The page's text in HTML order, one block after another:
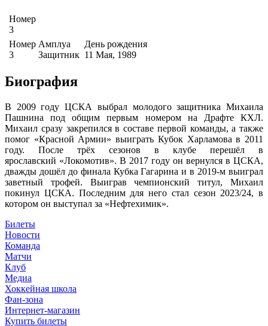
Номер
3
Номер
3
Амплуа
Защитник
День рождения
11 Мая, 1989
Биография
В 2009 году ЦСКА выбрал молодого защитника Михаила
Пашнина под общим первым номером на Драфте КХЛ.
Михаил сразу закрепился в составе первой команды, а также
помог «Красной Армии» выиграть Кубок Харламова в 2011
году. После трёх сезонов в клубе перешёл в
ярославский «Локомотив». В 2017 году он вернулся в ЦСКА,
дважды дошёл до финала Кубка Гагарина и в 2019-м выиграл
заветный трофей. Выиграв чемпионский титул, Михаил
покинул ЦСКА. Последним для него стал сезон 2023/24, в
котором он выступал за «Нефтехимик».
Билеты
Новости
Команда
Матчи
Клуб
Медиа
Хоккейная школа
Фан-зона
Интернет-магазин
Купить билеты